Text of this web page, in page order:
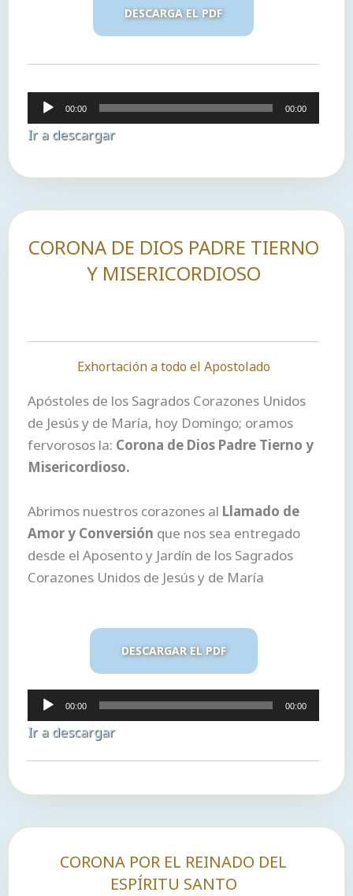
DESCARGA EL PDF
Reproductor
de
audio
00:00 00:00
Ir a descargar
CORONA DE DIOS PADRE TIERNO
Y MISERICORDIOSO
Exhortación a todo el Apostolado
Apóstoles de los Sagrados Corazones Unidos
de Jesús y de María, hoy Domingo; oramos
fervorosos la: Corona de Dios Padre Tierno y
Misericordioso.
Abrimos nuestros corazones al Llamado de
Amor y Conversión que nos sea entregado
desde el Aposento y Jardín de los Sagrados
Corazones Unidos de Jesús y de María
DESCARGAR EL PDF
Reproductor
de
audio
00:00 00:00
Ir a descargar
CORONA POR EL REINADO DEL
ESPÍRITU SANTO